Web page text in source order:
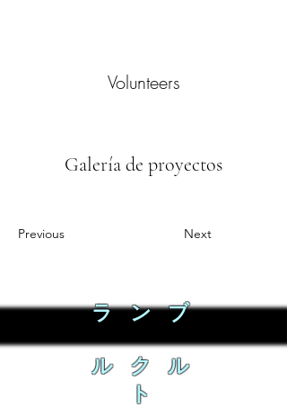
Volunteers
Galería de proyectos
Previous Next
ラ ン ブ
ル ク ル
ト